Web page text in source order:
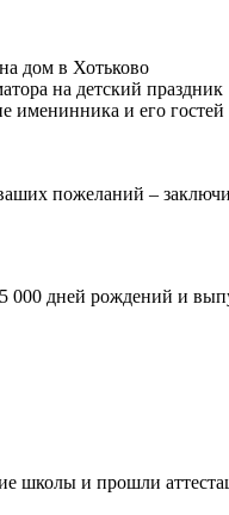
дом в Хотьково
на детский праздник
именинника и его гостей
пожеланий –
000 дней рождений и
школы и прошли